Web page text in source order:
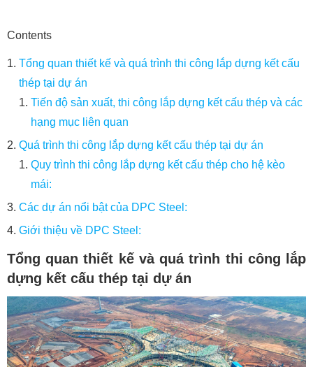
Contents
Tổng quan thiết kế và quá trình thi công lắp dựng kết cấu
thép tại dự án
Tiến độ sản xuất, thi công lắp dựng kết cấu thép và các
hạng mục liên quan
Quá trình thi công lắp dựng kết cấu thép tại dự án
Quy trình thi công lắp dựng kết cấu thép cho hệ kèo
mái:
Các dự án nổi bật của DPC Steel:
Giới thiệu về DPC Steel:
Tổng quan thiết kế và quá trình thi công lắp
dựng kết cấu thép tại dự án